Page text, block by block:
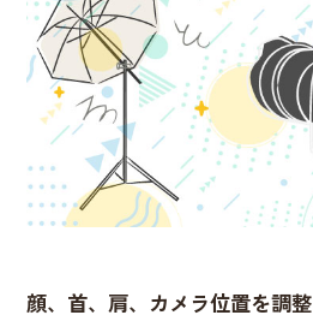
顔、首、肩、カメラ位置を調整